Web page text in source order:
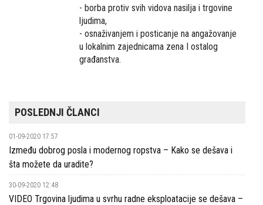
- borba protiv svih vidova nasilja i trgovine
ljudima,
- osnaživanjem i posticanje na angažovanje
u lokalnim zajednicama zena I ostalog
građanstva.
POSLEDNJI ČLANCI
01-09-2020 17:57
Između dobrog posla i modernog ropstva – Kako se dešava i
šta možete da uradite?
30-09-2020 12:48
VIDEO Trgovina ljudima u svrhu radne eksploatacije se dešava –